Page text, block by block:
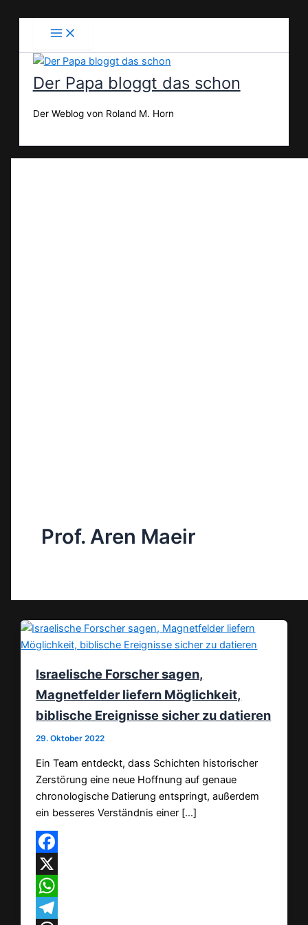
Der Papa bloggt das schon
Der Weblog von Roland M. Horn
Prof. Aren Maeir
Israelische Forscher sagen,
Magnetfelder liefern Möglichkeit,
biblische Ereignisse sicher zu datieren
29. Oktober 2022
Ein Team entdeckt, dass Schichten historischer
Zerstörung eine neue Hoffnung auf genaue
chronologische Datierung entspringt, außerdem
ein besseres Verständnis einer […]
Facebook
X
WhatsApp